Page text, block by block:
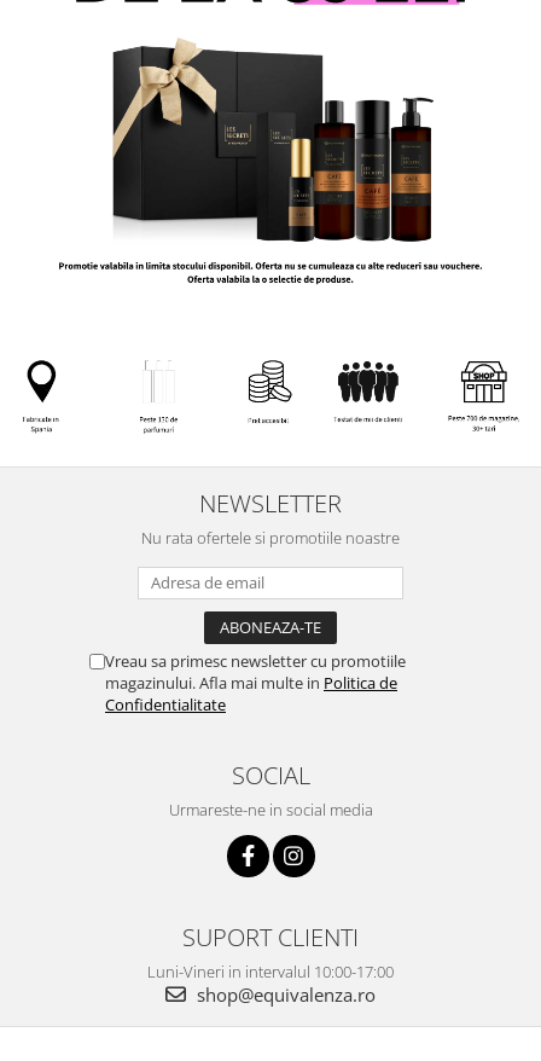
NEWSLETTER
Nu rata ofertele si promotiile noastre
Vreau sa primesc newsletter cu promotiile
magazinului. Afla mai multe in Politica de
Confidentialitate
SOCIAL
Urmareste-ne in social media
SUPORT CLIENTI
Luni-Vineri in intervalul 10:00-17:00
shop@equivalenza.ro